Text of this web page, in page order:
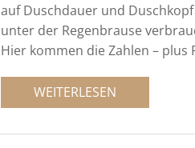
auf Duschdauer und
unter der Regenbrause
Hier kommen die Zahlen – plus
WEITERLESEN